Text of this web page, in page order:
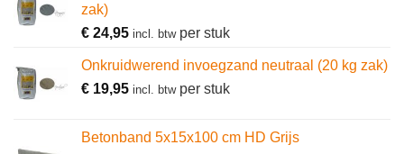
zak)
€ 24,95 incl. btwper stuk
Onkruidwerend invoegzand neutraal (20 kg zak)
€ 19,95 incl. btwper stuk
Betonband 5x15x100 cm HD Grijs